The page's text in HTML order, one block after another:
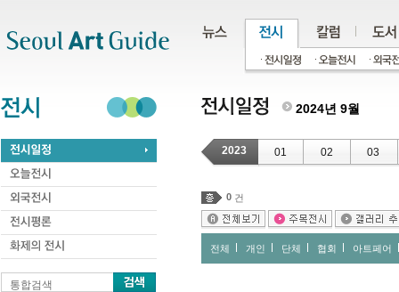
통합검색
2024년 9월
2023 01 02 03
0 건
전체 개인 단체 협회 아트페어